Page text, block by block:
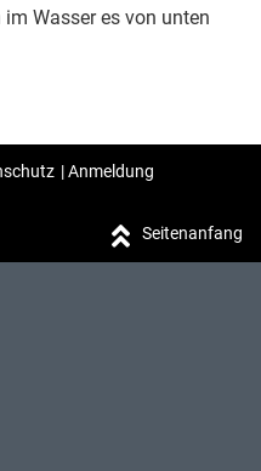
Wasser es von unten
|Anmeldung
Seitenanfang